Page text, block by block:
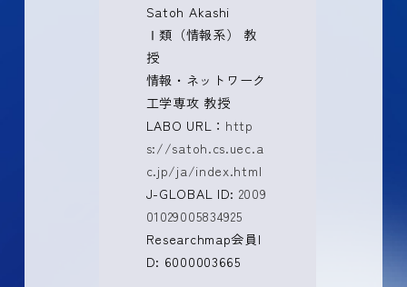
Satoh Akashi
Ⅰ類（情報系） 教
授
情報・ネットワーク
工学専攻 教授
LABO URL： http
s://satoh.cs.uec.a
c.jp/ja/index.html
J-GLOBAL ID: 2009
01029005834925
Researchmap会員I
D: 6000003665